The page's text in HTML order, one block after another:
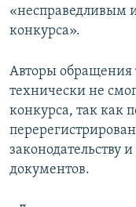
«несправедливым
конкурса».
Авторы обращения
технически не
конкурса, так как
законодательству
документов.